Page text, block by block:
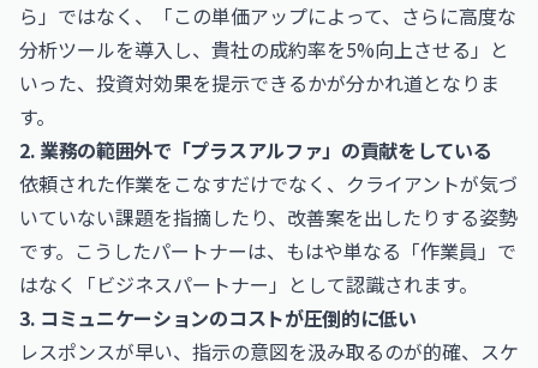
ら」ではなく、「この単価アップによって、さらに高度な
分析ツールを導入し、貴社の成約率を5%向上させる」と
いった、投資対効果を提示できるかが分かれ道となりま
す。
2. 業務の範囲外で「プラスアルファ」の貢献をしている
依頼された作業をこなすだけでなく、クライアントが気づ
いていない課題を指摘したり、改善案を出したりする姿勢
です。こうしたパートナーは、もはや単なる「作業員」で
はなく「ビジネスパートナー」として認識されます。
3. コミュニケーションのコストが圧倒的に低い
レスポンスが早い、指示の意図を汲み取るのが的確、スケ